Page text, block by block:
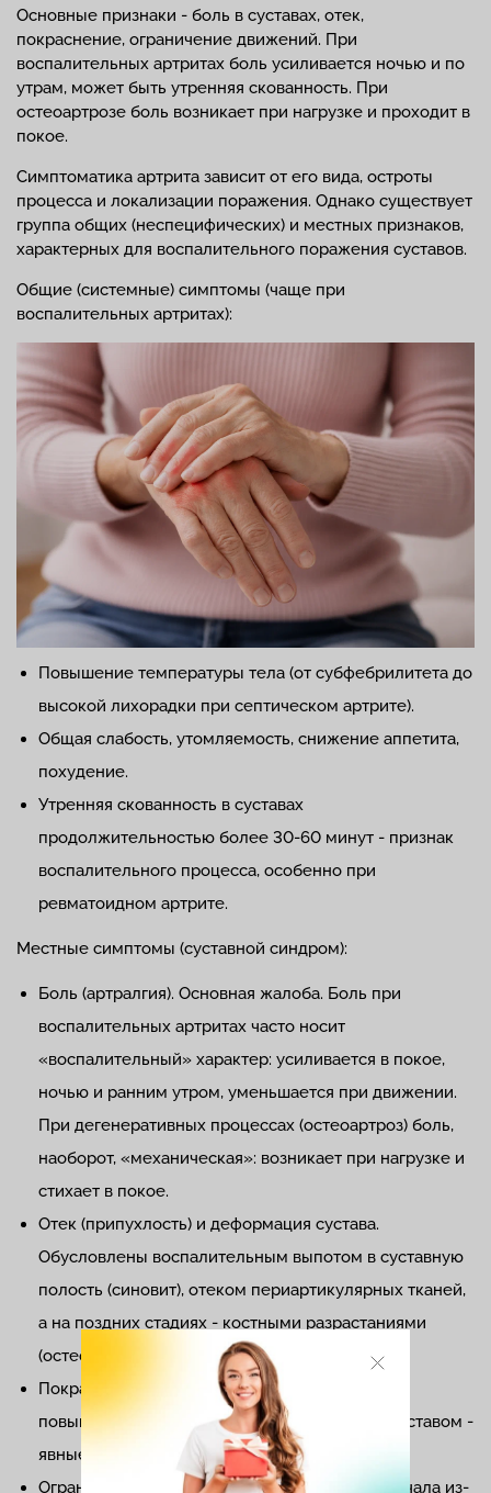
Основные признаки - боль в суставах, отек,
покраснение, ограничение движений. При
воспалительных артритах боль усиливается ночью и по
утрам, может быть утренняя скованность. При
остеоартрозе боль возникает при нагрузке и проходит в
покое.
Симптоматика артрита зависит от его вида, остроты
процесса и локализации поражения. Однако существует
группа общих (неспецифических) и местных признаков,
характерных для воспалительного поражения суставов.
Общие (системные) симптомы (чаще при
воспалительных артритах):
Повышение температуры тела (от субфебрилитета до
высокой лихорадки при септическом артрите).
Общая слабость, утомляемость, снижение аппетита,
похудение.
Утренняя скованность в суставах
продолжительностью более 30-60 минут - признак
воспалительного процесса, особенно при
ревматоидном артрите.
Местные симптомы (суставной синдром):
Боль (артралгия). Основная жалоба. Боль при
воспалительных артритах часто носит
«воспалительный» характер: усиливается в покое,
ночью и ранним утром, уменьшается при движении.
При дегенеративных процессах (остеоартроз) боль,
наоборот, «механическая»: возникает при нагрузке и
стихает в покое.
Отек (припухлость) и деформация сустава.
Обусловлены воспалительным выпотом в суставную
полость (синовит), отеком периартикулярных тканей,
а на поздних стадиях - костными разрастаниями
(остеофитами) и подвывихами.
Покраснение (гиперемия) кожи и локальное
повышение температуры над пораженным суставом -
явные признаки активного воспаления.
Ограничение подвижности (контрактура). Сначала из-